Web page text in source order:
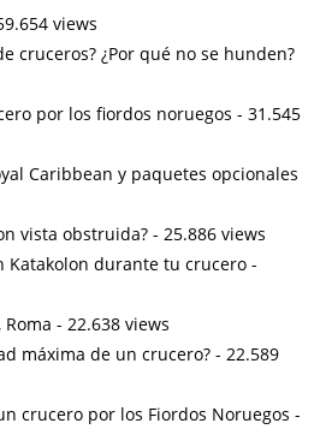
views
cruceros? ¿Por qué no se hunden?
por los fiordos noruegos - 31.545
Caribbean y paquetes opcionales
vista obstruida? - 25.886 views
Katakolon durante tu crucero -
- 22.638 views
máxima de un crucero? - 22.589
crucero por los Fiordos Noruegos -